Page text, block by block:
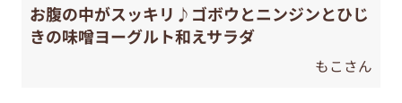
お腹の中がスッキリ♪ゴボウとニンジンとひじ
きの味噌ヨーグルト和えサラダ
もこさん